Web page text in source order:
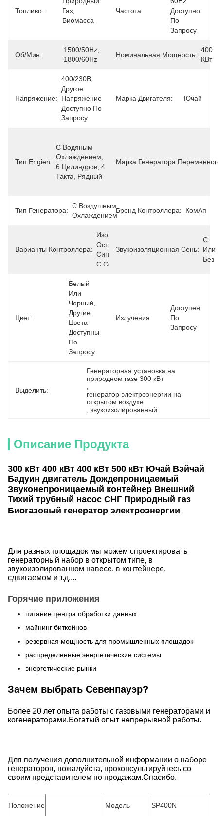
Топливо:
Газ,
Биомасса
Частота:
Доступно
По
Запросу
Об/мин:
1500/50Hz,
1800/60Hz
Номинальная Мощность:
400
КВт
Напряжение:
400/230В,
Другое
Напряжение
Доступно По
Запросу
Марка Двигателя: Ючай
Тип Engien:
С Водяным
Охлаждением,
6 Цилиндров, 4
Такта, Рядный
Марка Генератора
Тип Генератора:
С Воздушным
Охлаждением
Бренд Контроллера: КомАп
Варианты Контроллера:
Изолированный
Остров Или
Синхронизировать
С Сетью
Звукоизоляционная Сень:
С
Или
Без
Цвет:
Белый
Или
Черный,
Другие
Цвета
Доступны
По
Запросу
Излучения:
Доступен
По
Запросу
Выделить:
Генераторная установка на
природном газе 300 кВт
генератор электроэнергии на
открытом воздухе
, звукоизолированный
Описание Продукта
300 кВт 400 кВт 400 кВт 500 кВт Ючай Вэйчай
Бадуин двигатель Дождепроницаемый
Звуконепроницаемый контейнер Внешний
Тихий трубный насос СНГ Природный газ
Биогазовый генератор электроэнергии
Для разных площадок мы можем спроектировать
генераторный набор в открытом типе, в
звукоизолированном навесе, в контейнере,
сдвигаемом и т.д....
Горячие приложения
питание центра обработки данных
майнинг биткойнов
резервная мощность для промышленных площадок
распределенные энергетические системы
энергетические рынки
Зачем выбрать Севенпауэр?
Более 20 лет опыта работы с газовыми генераторами и
когенераторами.Богатый опыт непрерывной работы.
Для получения дополнительной информации о наборе
генераторов, пожалуйста, проконсультируйтесь со
своим представителем по продажам.Спасибо.
Положение Модель SP400N